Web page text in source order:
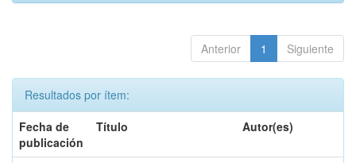
Anterior 1 Siguiente
Resultados por ítem:
Fecha de
publicación
Título Autor(es)